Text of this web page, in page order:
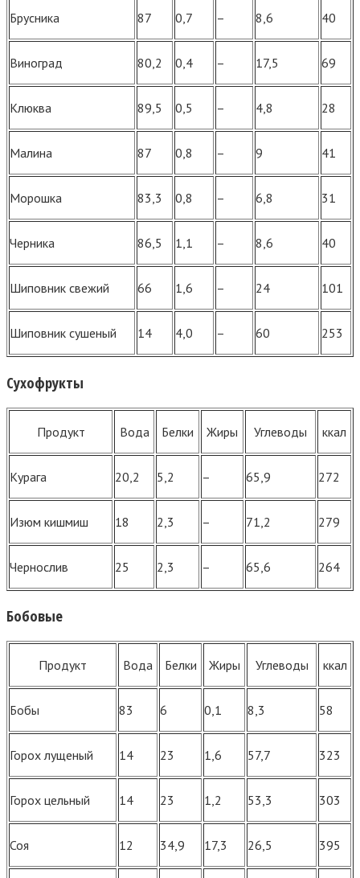
Брусника 87 0,7 – 8,6 40
Виноград 80,2 0,4 – 17,5 69
Клюква 89,5 0,5 – 4,8 28
Малина 87 0,8 – 9 41
Морошка 83,3 0,8 – 6,8 31
Черника 86,5 1,1 – 8,6 40
Шиповник свежий 66 1,6 – 24 101
Шиповник сушеный 14 4,0 – 60 253
Сухофрукты
Продукт Вода Белки Жиры Углеводы ккал
Курага 20,2 5,2 – 65,9 272
Изюм кишмиш 18 2,3 – 71,2 279
Чернослив 25 2,3 – 65,6 264
Бобовые
Продукт Вода Белки Жиры Углеводы ккал
Бобы 83 6 0,1 8,3 58
Горох лущеный 14 23 1,6 57,7 323
Горох цельный 14 23 1,2 53,3 303
Соя 12 34,9 17,3 26,5 395